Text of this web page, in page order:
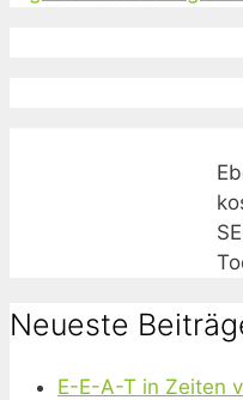
Neueste
E-E-A-T in Zeiten